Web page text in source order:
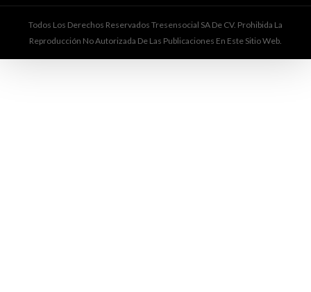
Todos Los Derechos Reservados Tresensocial SA De CV. Prohibida La
Reproducción No Autorizada De Las Publicaciones En Este Sitio Web.